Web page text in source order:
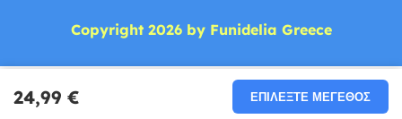
24,99 € ΕΠΙΛΈΞΤΕ ΜΈΓΕΘΟΣ
Copyright 2026 by Funidelia Greece